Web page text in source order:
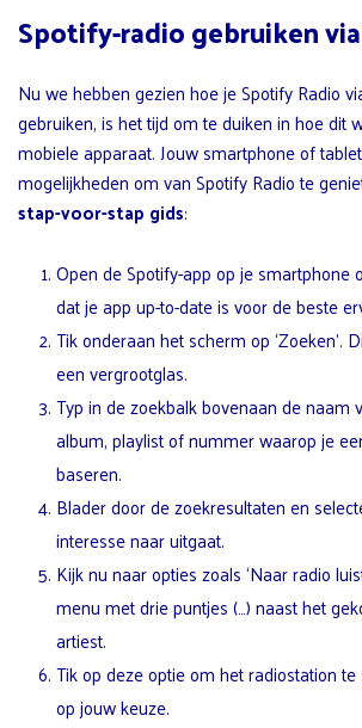
Spotify-radio gebruiken
Nu we hebben gezien hoe je Spotify Radio
gebruiken, is het tijd om te duiken in hoe dit
mobiele apparaat. Jouw smartphone of
mogelijkheden om van Spotify Radio te
stap-voor-stap gids:
Open de Spotify-app op je smartphone
dat je app up-to-date is voor de beste
Tik onderaan het scherm op ‘Zoeken’.
een vergrootglas.
Typ in de zoekbalk bovenaan de naam
album, playlist of nummer waarop je
baseren.
Blader door de zoekresultaten en
interesse naar uitgaat.
Kijk nu naar opties zoals ‘Naar radio
menu met drie puntjes (…) naast het
artiest.
Tik op deze optie om het radiostation
op jouw keuze.